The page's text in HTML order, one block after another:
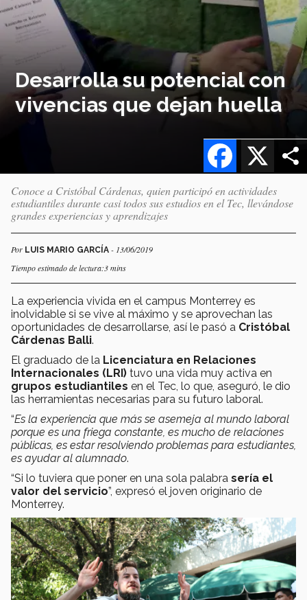
Desarrolla su potencial con
vivencias que dejan huella
X
Facebook
Conoce a Cristóbal Cárdenas, quien participó en actividades
estudiantiles durante casi todos sus estudios en el Tec, llevándose
grandes experiencias y aprendizajes
Por LUIS MARIO GARCÍA - 13/06/2019
Tiempo estimado de lectura:3 mins
La experiencia vivida en el campus Monterrey es
inolvidable si se vive al máximo y se aprovechan las
oportunidades de desarrollarse, así le pasó a Cristóbal
Cárdenas Balli.
El graduado de la Licenciatura en Relaciones
Internacionales (LRI) tuvo una vida muy activa en
grupos estudiantiles en el Tec, lo que, aseguró, le dio
las herramientas necesarias para su futuro laboral.
“Es la experiencia que más se asemeja al mundo laboral
porque es una friega constante, es mucho de relaciones
públicas, es estar resolviendo problemas para estudiantes,
es ayudar al alumnado.
“Si lo tuviera que poner en una sola palabra sería el
valor del servicio”, expresó el joven originario de
Monterrey.